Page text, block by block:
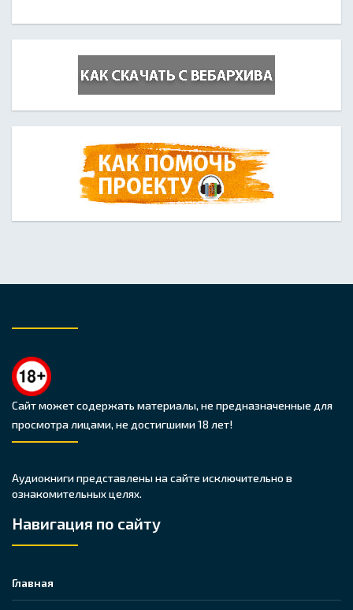
Сайт может содержать материалы, не предназначенные для
просмотра лицами, не достигшими 18 лет!
Аудиокниги представлены на сайте исключительно в
ознакомительных целях.
Навигация по сайту
Главная